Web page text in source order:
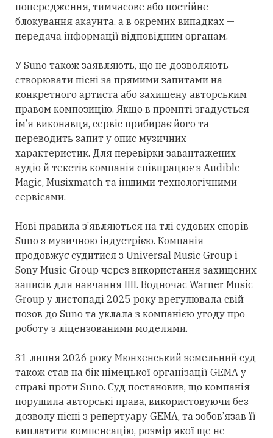
попередження, тимчасове або постійне
блокування акаунта, а в окремих випадках —
передача інформації відповідним органам.
У Suno також заявляють, що не дозволяють
створювати пісні за прямими запитами на
конкретного артиста або захищену авторським
правом композицію. Якщо в промпті згадується
ім’я виконавця, сервіс прибирає його та
переводить запит у опис музичних
характеристик. Для перевірки завантажених
аудіо й текстів компанія співпрацює з Audible
Magic, Musixmatch та іншими технологічними
сервісами.
Нові правила з’являються на тлі судових спорів
Suno з музичною індустрією. Компанія
продовжуєсудитися з Universal Music Group і
Sony Music Group через використання захищених
записів для навчання ШІ. Водночас Warner Music
Group у листопаді 2025 року врегулювала свій
позов до Suno та уклала з компанією угоду про
роботу з ліцензованими моделями.
31 липня 2026 року Мюнхенський земельний суд
також став на бік німецької організації GEMA у
справі проти Suno. Суд постановив, що компанія
порушила авторські права, використовуючи без
дозволу пісні з репертуару GEMA, та зобов’язав її
виплатити компенсацію, розмір якої ще не